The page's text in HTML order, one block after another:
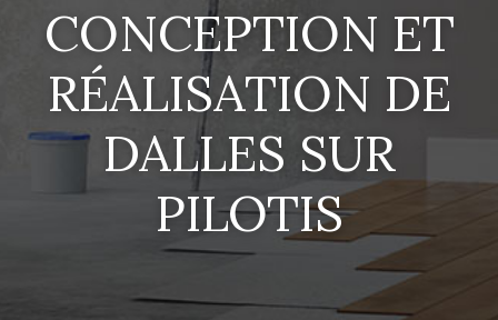
CONCEPTION ET
RÉALISATION DE
DALLES SUR
PILOTIS